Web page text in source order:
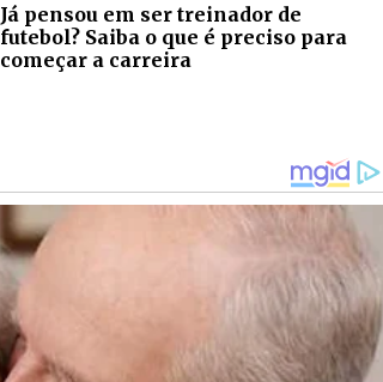
Já pensou em ser treinador de
futebol? Saiba o que é preciso para
começar a carreira